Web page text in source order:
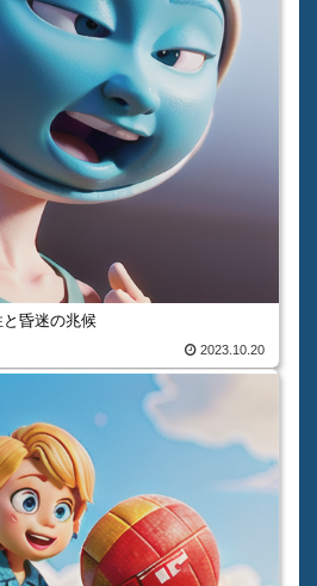
と昏迷の兆候
2023.10.20